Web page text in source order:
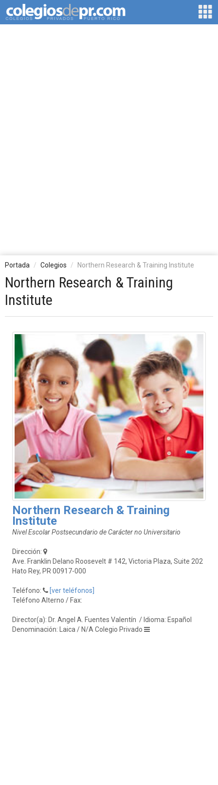
Portada Colegios Northern Research & Training Institute
Northern Research & Training
Institute
Northern Research & Training
Institute
Nivel Escolar Postsecundario de Carácter no Universitario
Dirección:
Ave. Franklin Delano Roosevelt # 142, Victoria Plaza, Suite 202
Hato Rey, PR 00917-000
Teléfono:
[ver teléfonos]
Teléfono Alterno / Fax:
Director(a): Dr. Angel A. Fuentes Valentín / Idioma: Español
Denominación: Laica / N/A Colegio Privado